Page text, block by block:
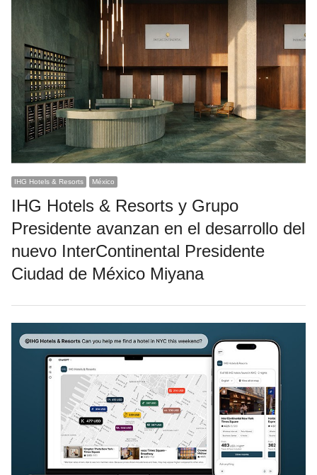
IHG Hotels & Resorts México
IHG Hotels & Resorts y Grupo
Presidente avanzan en el desarrollo del
nuevo InterContinental Presidente
Ciudad de México Miyana